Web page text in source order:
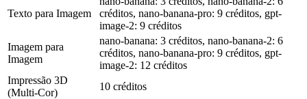
Texto para Imagem
créditos, nano-banana-pro: 9 créditos, gpt-
image-2: 9 créditos
Imagem para
Imagem
nano-banana: 3 créditos, nano-banana-2: 6
créditos, nano-banana-pro: 9 créditos, gpt-
image-2: 12 créditos
Impressão 3D
(Multi-Cor)
10 créditos